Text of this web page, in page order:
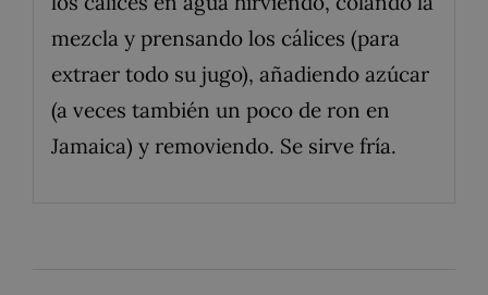
mezcla y prensando los cálices (para
extraer todo su jugo), añadiendo azúcar
(a veces también un poco de ron en
Jamaica) y removiendo. Se sirve fría.